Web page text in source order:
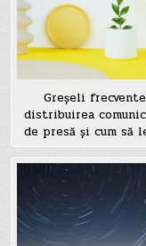
Greșeli
distribuirea
de presă și cum să